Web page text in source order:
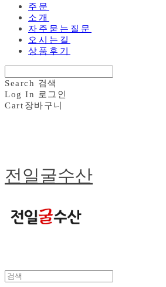
주문
소개
자주묻는질문
오시는길
상품후기
Search 검색
Log In
로그인
Cart 장바구니
전일굴수산